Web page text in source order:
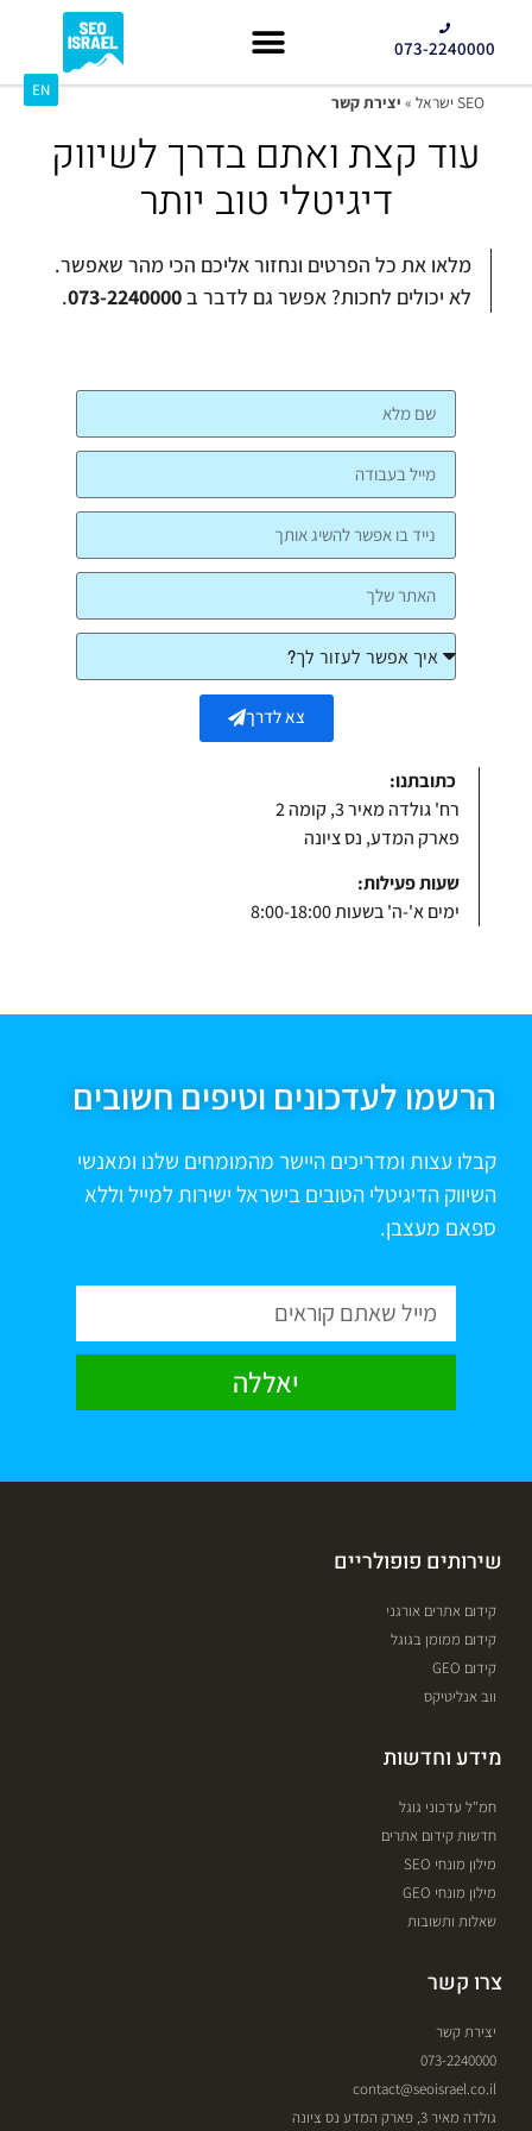
073-2240000
SEO ישראל » יצירת קשר
עוד קצת ואתם בדרך לשיווק
דיגיטלי טוב יותר
מלאו את כל הפרטים ונחזור אליכם הכי מהר שאפשר.
לא יכולים לחכות? אפשר גם לדבר ב073-2240000
.
צא לדרך
כתובתנו:
רח' גולדה מאיר 3, קומה 2
פארק המדע, נס ציונה
שעות פעילות:
ימים א'-ה' בשעות 8:00-18:00
EN
הרשמו לעדכונים וטיפים חשובים
קבלו עצות ומדריכים היישר מהמומחים שלנו ומאנשי
השיווק הדיגיטלי הטובים בישראל ישירות למייל וללא
ספאם מעצבן.
יאללה
שירותים פופולריים
קידום אתרים אורגני
קידום ממומן בגוגל
קידום GEO
ווב אנליטיקס
מידע וחדשות
חמ"ל עדכוני גוגל
חדשות קידום אתרים
מילון מונחי SEO
מילון מונחי GEO
שאלות ותשובות
צרו קשר
יצירת קשר
073-2240000
contact@seoisrael.co.il
גולדה מאיר 3, פארק המדע נס ציונה